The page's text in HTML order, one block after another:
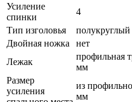
Усиление
спинки
4
Тип изголовья
полукруглый
Двойная ножка
нет
Лежак
профильная
мм
Размер
усиления
из
мм